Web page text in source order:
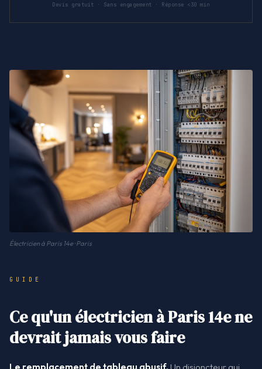
Devis gratuit · Sans engagement · Réponse <30 min
Électricien à Paris 14e · Paris
GUIDE
Ce qu'un électricien à Paris 14e ne
devrait jamais vous faire